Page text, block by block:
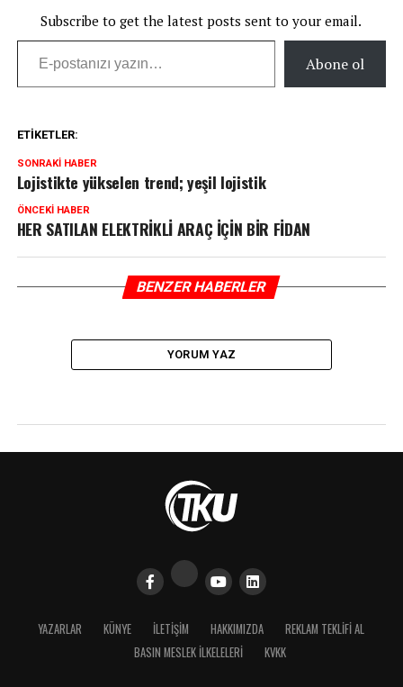
Subscribe to get the latest posts sent to your email.
E-postanızı yazın…
Abone ol
ETIKETLER:
SONRAKI HABER
Lojistikte yükselen trend; yeşil lojistik
ÖNCEKI HABER
HER SATILAN ELEKTRİKLİ ARAÇ İÇİN BİR FİDAN
BENZER HABERLER
YORUM YAZ
YAZARLAR KÜNYE İLETIŞIM HAKKIMIZDA
REKLAM TEKLİFİ AL
BASIN MESLEK İLKELELERI
KVKK